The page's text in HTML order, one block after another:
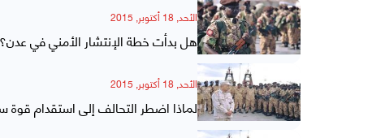
الأحد, 18 أكتوبر, 2015
هل بدأت خطة الإنتشار الأمني في عدن؟
الأحد, 18 أكتوبر, 2015
لماذا اضطر التحالف إلى استقدام قوة